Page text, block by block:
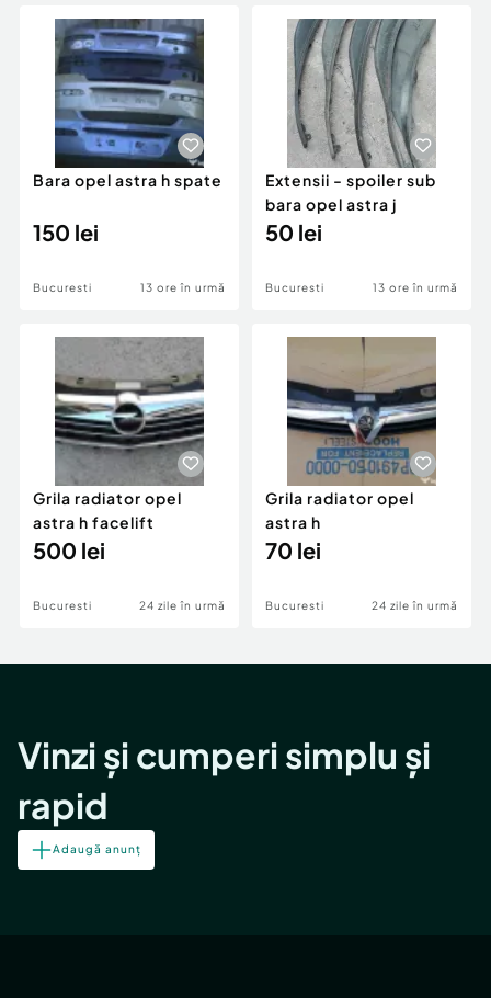
Servicii
Animale de companie
Afaceri și echipamente profesionale
Inchiriere Bunuri si Vehicule
Utilaje agricole si industriale
Piese auto si accesorii
Dacia Duster
Bara opel astra h spate
150 lei
Bucuresti 13 ore în urmă
Extensii - spoiler sub
bara opel astra j
50 lei
Bucuresti 13 ore în urmă
Grila radiator opel
astra h facelift
500 lei
Bucuresti 24 zile în urmă
Grila radiator opel
astra h
70 lei
Bucuresti 24 zile în urmă
Vinzi și cumperi simplu și
rapid
Adaugă anunț